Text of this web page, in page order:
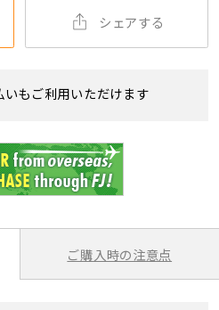
シェアする
もご利用いただけます
ご購入時の注意点